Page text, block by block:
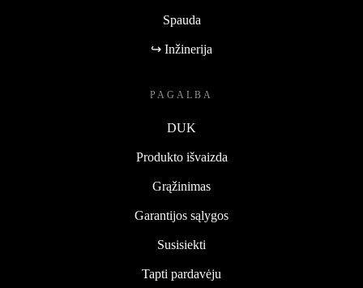
Spauda
↪ Inžinerija
PAGALBA
DUK
Produkto išvaizda
Grąžinimas
Garantijos sąlygos
Susisiekti
Tapti pardavėju